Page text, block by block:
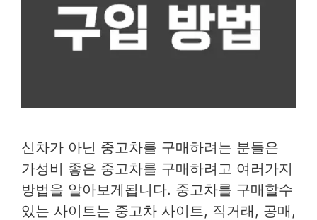
신차가 아닌 중고차를 구매하려는 분들은
가성비 좋은 중고차를 구매하려고 여러가지
방법을 알아보게됩니다. 중고차를 구매할수
있는 사이트는 중고차 사이트, 직거래, 공매,